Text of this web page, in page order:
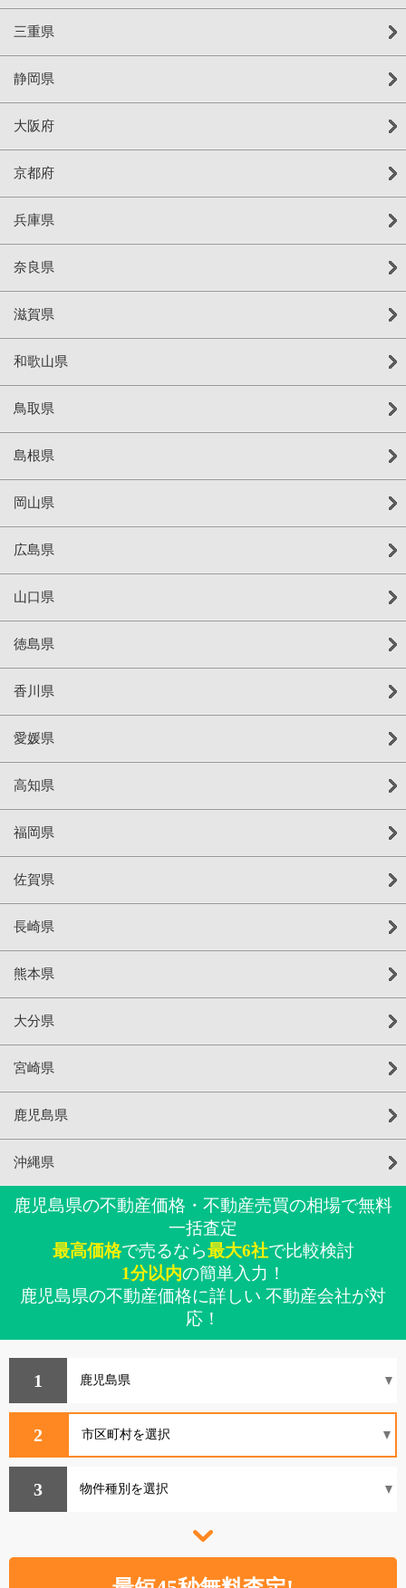
三重県
静岡県
大阪府
京都府
兵庫県
奈良県
滋賀県
和歌山県
鳥取県
島根県
岡山県
広島県
山口県
徳島県
香川県
愛媛県
高知県
福岡県
佐賀県
長崎県
熊本県
大分県
宮崎県
鹿児島県
沖縄県
鹿児島県の不動産価格・不動産売買の相場で無料
一括査定
最高価格で売るなら最大6社で比較検討
1分以内の簡単入力！
鹿児島県の不動産価格に詳しい 不動産会社が対
応！
1
2
3